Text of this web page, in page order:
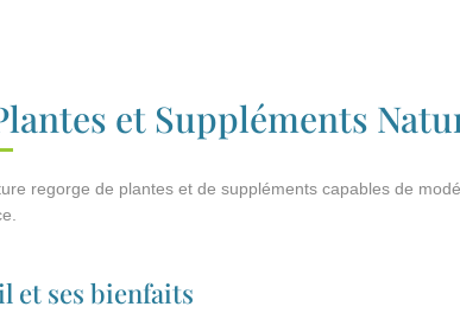
et Suppléments
regorge de plantes et de suppléments capables de
et ses bienfaits